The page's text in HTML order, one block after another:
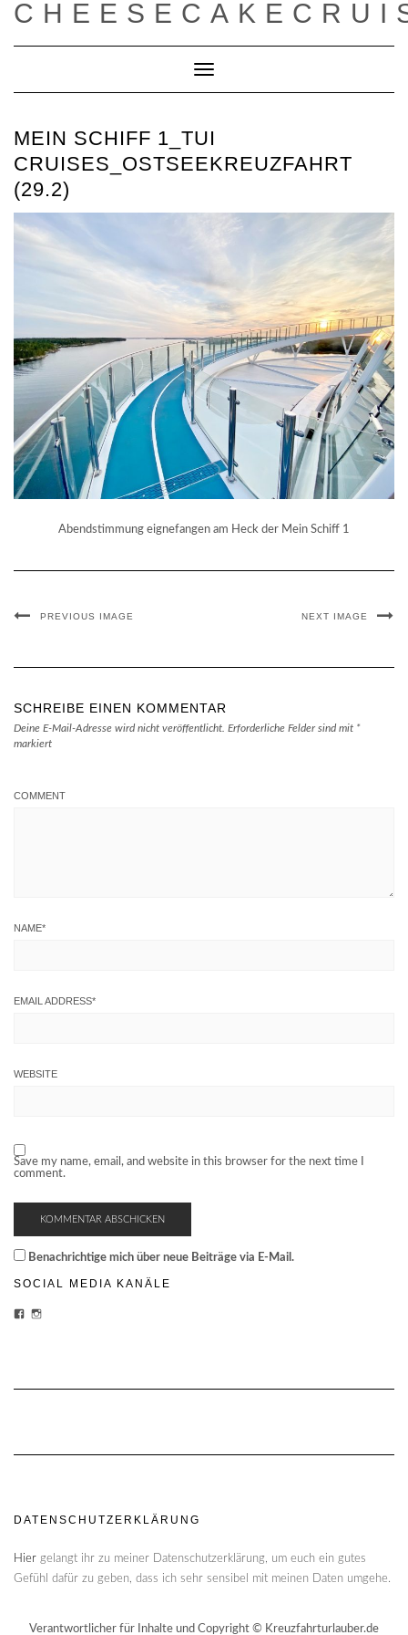
Toggle
MEIN SCHIFF 1_TUI
CRUISES_OSTSEEKREUZFAHRT
(29.2)
Abendstimmung eignefangen am Heck der Mein Schiff 1
PREVIOUS IMAGE NEXT IMAGE
SCHREIBE EINEN KOMMENTAR
Deine E-Mail-Adresse wird nicht veröffentlicht. Erforderliche Felder sind mit *
markiert
COMMENT
NAME*
EMAIL ADDRESS*
WEBSITE
Save my name, email, and website in this browser for the next time I
comment.
Benachrichtige mich über neue Beiträge via E-Mail.
SOCIAL MEDIA KANÄLE
PROFIL
FACEBOOK
PROFIL
DATENSCHUTZERKLÄRUNG
Hier gelangt ihr zu meiner Datenschutzerklärung, um euch ein gutes
Gefühl dafür zu geben, dass ich sehr sensibel mit meinen Daten umgehe.
Verantwortlicher für Inhalte und Copyright © Kreuzfahrturlauber.de